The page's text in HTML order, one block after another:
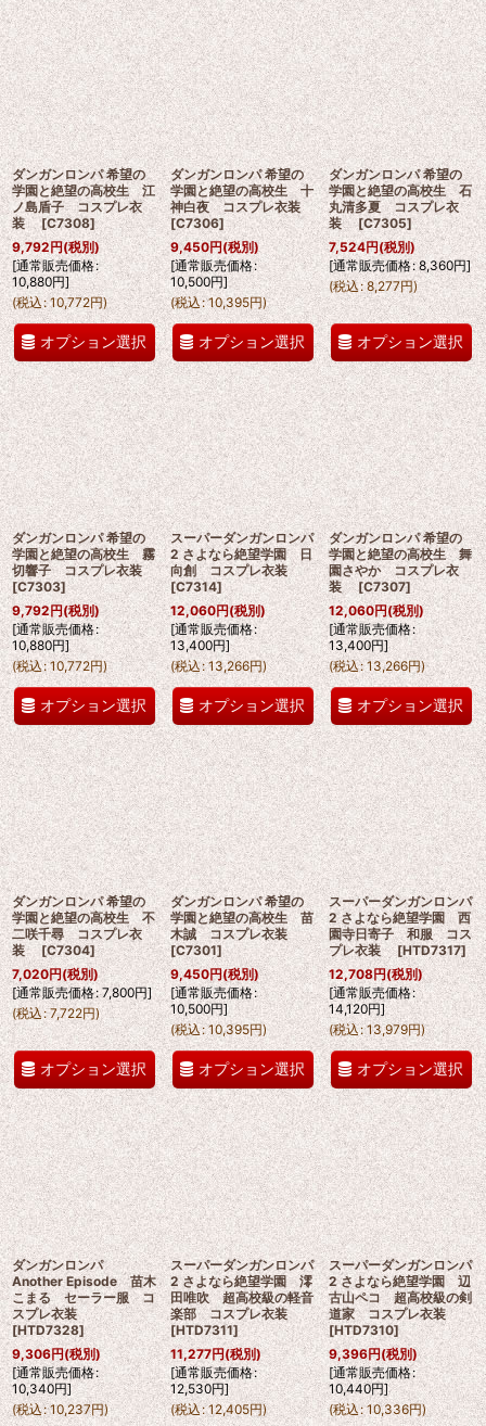
ダンガンロンパ 希望の
学園と絶望の高校生 江
ノ島盾子 コスプレ衣
装 [C7308]
9,792円(税別)
[通常販売価格:
10,880円]
(税込: 10,772円)
オプション選択
ダンガンロンパ 希望の
学園と絶望の高校生 十
神白夜 コスプレ衣装
[C7306]
9,450円(税別)
[通常販売価格:
10,500円]
(税込: 10,395円)
オプション選択
ダンガンロンパ 希望の
学園と絶望の高校生 石
丸清多夏 コスプレ衣
装 [C7305]
7,524円(税別)
[通常販売価格: 8,360円]
(税込: 8,277円)
オプション選択
ダンガンロンパ 希望の
学園と絶望の高校生 霧
切響子 コスプレ衣装
[C7303]
9,792円(税別)
[通常販売価格:
10,880円]
(税込: 10,772円)
オプション選択
スーパーダンガンロンパ
2 さよなら絶望学園 日
向創 コスプレ衣装
[C7314]
12,060円(税別)
[通常販売価格:
13,400円]
(税込: 13,266円)
オプション選択
ダンガンロンパ 希望の
学園と絶望の高校生 舞
園さやか コスプレ衣
装 [C7307]
12,060円(税別)
[通常販売価格:
13,400円]
(税込: 13,266円)
オプション選択
ダンガンロンパ 希望の
学園と絶望の高校生 不
二咲千尋 コスプレ衣
装 [C7304]
7,020円(税別)
[通常販売価格: 7,800円]
(税込: 7,722円)
オプション選択
ダンガンロンパ 希望の
学園と絶望の高校生 苗
木誠 コスプレ衣装
[C7301]
9,450円(税別)
[通常販売価格:
10,500円]
(税込: 10,395円)
オプション選択
スーパーダンガンロンパ
2 さよなら絶望学園 西
園寺日寄子 和服 コス
プレ衣装 [HTD7317]
12,708円(税別)
[通常販売価格:
14,120円]
(税込: 13,979円)
オプション選択
ダンガンロンパ
Another Episode 苗木
こまる セーラー服 コ
スプレ衣装
[HTD7328]
9,306円(税別)
[通常販売価格:
10,340円]
(税込: 10,237円)
スーパーダンガンロンパ
2 さよなら絶望学園 澪
田唯吹 超高校級の軽音
楽部 コスプレ衣装
[HTD7311]
11,277円(税別)
[通常販売価格:
12,530円]
(税込: 12,405円)
スーパーダンガンロンパ
2 さよなら絶望学園 辺
古山ペコ 超高校級の剣
道家 コスプレ衣装
[HTD7310]
9,396円(税別)
[通常販売価格:
10,440円]
(税込 : 10,336円)